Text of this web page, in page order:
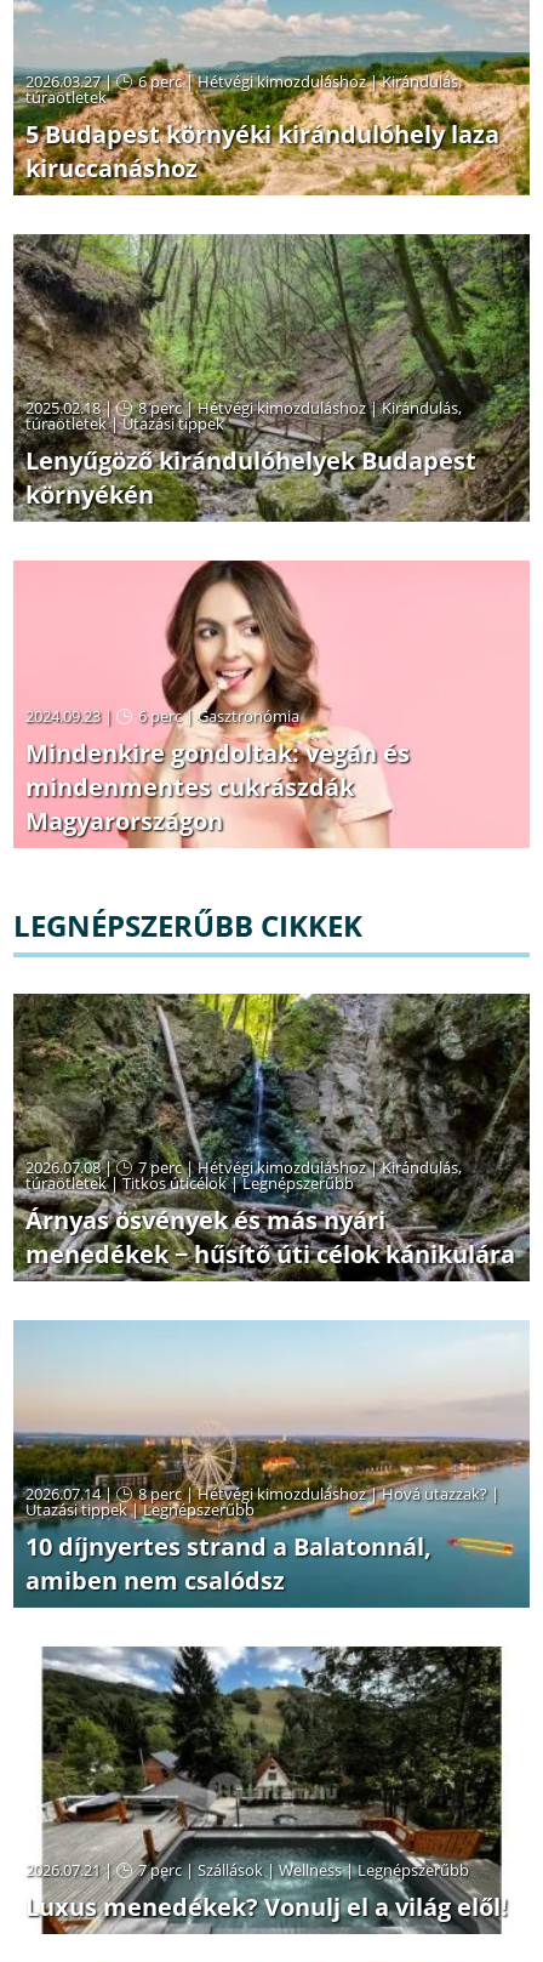
2026.03.27 | 6 perc|Hétvégi kimozduláshoz|Kirándulás,
túraötletek
5 Budapest környéki kirándulóhely laza
kiruccanáshoz
2025.02.18 | 8 perc|Hétvégi kimozduláshoz|Kirándulás,
túraötletek|Utazási tippek
Lenyűgöző kirándulóhelyek Budapest
környékén
2024.09.23 | 6 perc|Gasztronómia
Mindenkire gondoltak: vegán és
mindenmentes cukrászdák
Magyarországon
LEGNÉPSZERŰBB CIKKEK
2026.07.08 | 7 perc|Hétvégi kimozduláshoz|Kirándulás,
túraötletek|Titkos úticélok|Legnépszerűbb
Árnyas ösvények és más nyári
menedékek − hűsítő úti célok kánikulára
2026.07.14 | 8 perc|Hétvégi kimozduláshoz|Hová utazzak? |
Utazási tippek|Legnépszerűbb
10 díjnyertes strand a Balatonnál,
amiben nem csalódsz
2026.07.21 | 7 perc|Szállások|Wellness|Legnépszerűbb
Luxus menedékek? Vonulj el a világ elől!